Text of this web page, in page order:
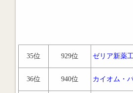
35位 929位 ゼリア新薬
36位 940位 カイオム・